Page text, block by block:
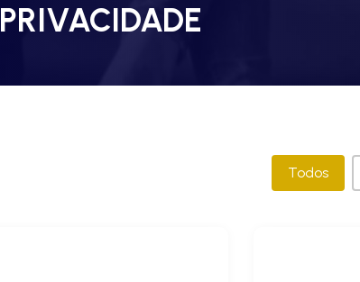
PRIVACIDADE
Categorias
Todos